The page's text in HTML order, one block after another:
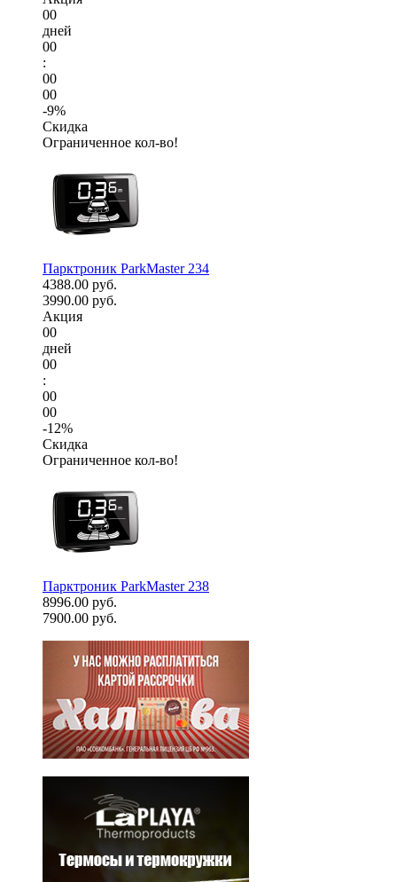
00
дней
00
:
00
00
-9%
Скидка
Ограниченное кол-во!
Парктроник ParkMaster 234
4388.00 руб.
3990.00 руб.
Акция
00
дней
00
:
00
00
-12%
Скидка
Ограниченное кол-во!
Парктроник ParkMaster 238
8996.00 руб.
7900.00 руб.